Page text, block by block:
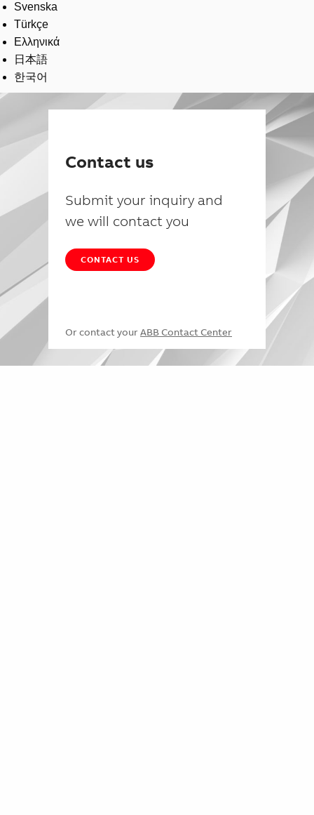
Svenska
Türkçe
Ελληνικά
日本語
한국어
Contact us
Submit your inquiry and
we will contact you
CONTACT US
Or contact your ABB Contact Center